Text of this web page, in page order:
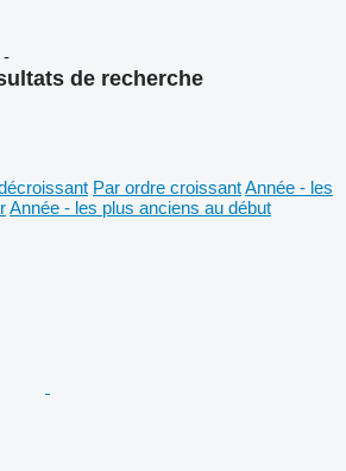
-
de recherche
Par ordre croissantAnnée - les
Année - les plus anciens au début